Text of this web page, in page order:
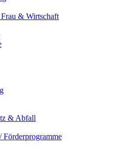
& Wirtschaft
& Abfall
Förderprogramme